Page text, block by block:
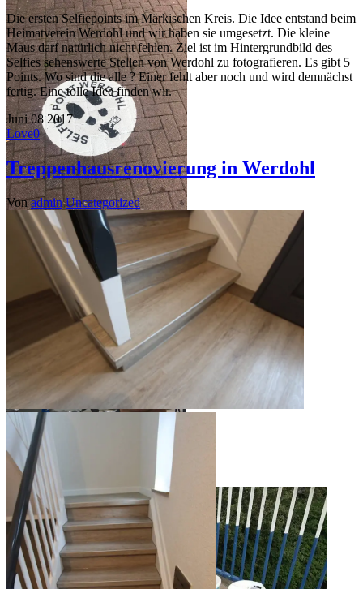
Die ersten Selfiepoints im Märkischen Kreis. Die Idee entstand beim
Heimatverein Werdohl und wir haben sie umgesetzt. Die kleine
Maus darf natürlich nicht fehlen. Ziel ist im Hintergrundbild des
Selfies sehenswerte Stellen von Werdohl zu fotografieren. Es gibt 5
Points. Wo sind die alle ? Einer fehlt aber noch und wird demnächst
fertig. Eine tolle Idee finden wir.
Juni 08 2017
Love0
Treppenhausrenovierung in Werdohl
Von admin Uncategorized